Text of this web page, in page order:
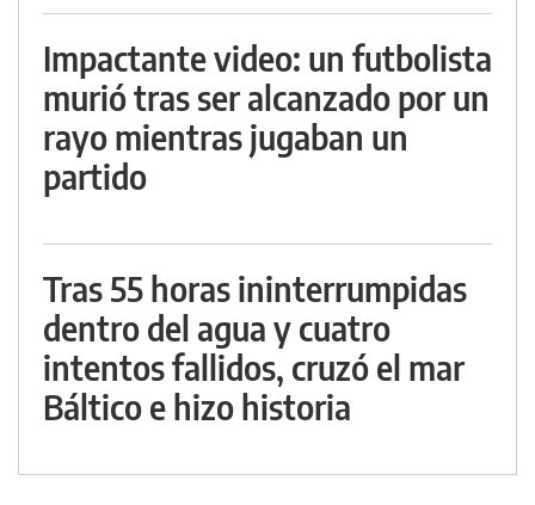
Impactante video: un futbolista
murió tras ser alcanzado por un
rayo mientras jugaban un
partido
Tras 55 horas ininterrumpidas
dentro del agua y cuatro
intentos fallidos, cruzó el mar
Báltico e hizo historia